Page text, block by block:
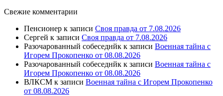
Свежие комментарии
Пенсионер к записи Своя правда от 7.08.2026
Сергей к записи Своя правда от 7.08.2026
Разочарованный собеседнйк к записи Военная тайна с
Игорем Прокопенко от 08.08.2026
Разочарованный собеседнйк к записи Военная тайна с
Игорем Прокопенко от 08.08.2026
ВЛКСМ к записи Военная тайна с Игорем Прокопенко
от 08.08.2026